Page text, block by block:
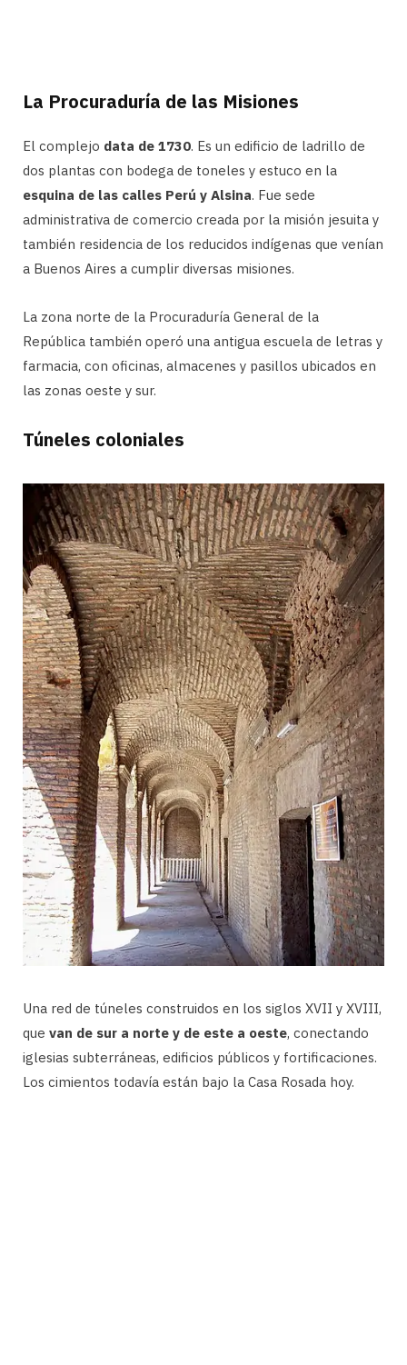
La Procuraduría de las Misiones
El complejo data de 1730. Es un edificio de ladrillo de
dos plantas con bodega de toneles y estuco en la
esquina de las calles Perú y Alsina. Fue sede
administrativa de comercio creada por la misión jesuita y
también residencia de los reducidos indígenas que venían
a Buenos Aires a cumplir diversas misiones.
La zona norte de la Procuraduría General de la
República también operó una antigua escuela de letras y
farmacia, con oficinas, almacenes y pasillos ubicados en
las zonas oeste y sur.
Túneles coloniales
Una red de túneles construidos en los siglos XVII y XVIII,
que van de sur a norte y de este a oeste, conectando
iglesias subterráneas, edificios públicos y fortificaciones.
Los cimientos todavía están bajo la Casa Rosada hoy.